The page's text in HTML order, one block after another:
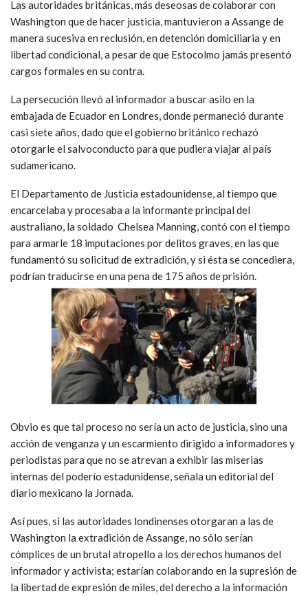
Las autoridades británicas, más deseosas de colaborar con
Washington que de hacer justicia, mantuvieron a Assange de
manera sucesiva en reclusión, en detención domiciliaria y en
libertad condicional, a pesar de que Estocolmo jamás presentó
cargos formales en su contra.
La persecución llevó al informador a buscar asilo en la
embajada de Ecuador en Londres, donde permaneció durante
casi siete años, dado que el gobierno británico rechazó
otorgarle el salvoconducto para que pudiera viajar al país
sudamericano.
El Departamento de Justicia estadounidense, al tiempo que
encarcelaba y procesaba a la informante principal del
australiano, la soldado Chelsea Manning, contó con el tiempo
para armarle 18 imputaciones por delitos graves, en las que
fundamentó su solicitud de extradición, y si ésta se concediera,
podrían traducirse en una pena de 175 años de prisión.
Obvio es que tal proceso no sería un acto de justicia, sino una
acción de venganza y un escarmiento dirigido a informadores y
periodistas para que no se atrevan a exhibir las miserias
internas del poderío estadunidense, señala un editorial del
diario mexicano la Jornada.
Así pues, si las autoridades londinenses otorgaran a las de
Washington la extradición de Assange, no sólo serían
cómplices de un brutal atropello a los derechos humanos del
informador y activista; estarían colaborando en la supresión de
la libertad de expresión de miles, del derecho a la información